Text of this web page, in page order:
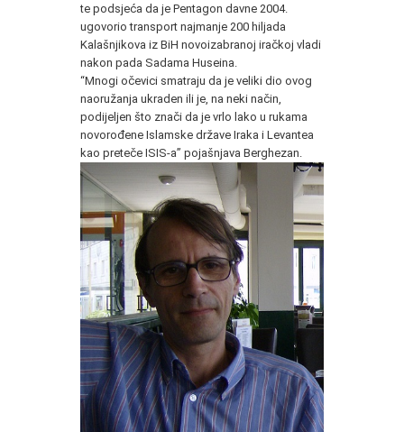
te podsjeća da je Pentagon davne 2004.
ugovorio transport najmanje 200 hiljada
Kalašnjikova iz BiH novoizabranoj iračkoj vladi
nakon pada Sadama Huseina.
“Mnogi očevici smatraju da je veliki dio ovog
naoružanja ukraden ili je, na neki način,
podijeljen što znači da je vrlo lako u rukama
novorođene Islamske države Iraka i Levantea
kao preteče ISIS-a” pojašnjava Berghezan.